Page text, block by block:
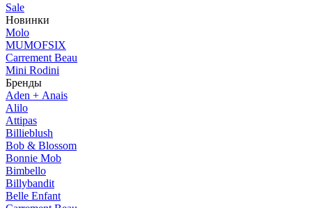
Sale
Новинки
Molo
MUMOFSIX
Carrement Beau
Mini Rodini
Бренды
Aden + Anais
Alilo
Attipas
Billieblush
Bob & Blossom
Bonnie Mob
Bimbello
Billybandit
Belle Enfant